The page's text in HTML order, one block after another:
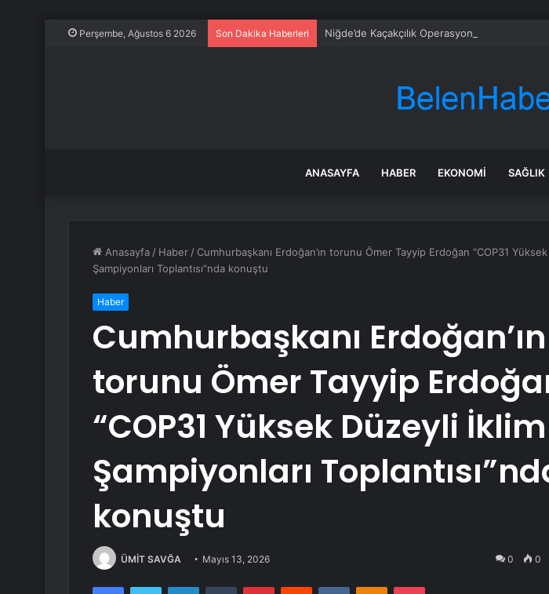
Perşembe, Ağustos 6 2026 Son Dakika Haberleri Niğde’de Kaçakçılık Operasyonu: 9 Gözaltı
ANASAYFA HABER EKONOMI SAĞLIK
Anasayfa / Haber / Cumhurbaşkanı Erdoğan’ın torunu Ömer Tayyip Erdoğan “COP31
Şampiyonları Toplantısı”nda konuştu
Haber
Cumhurbaşkanı Erdoğan’ın
torunu Ömer Tayyip
“COP31 Yüksek Düzeyli İklim
Şampiyonları
konuştu
ÜMİT SAVĞA Mayıs 13, 2026 0 0
FacebookTwitter LinkedInTumblr PinterestReddit VKontakteOdnoklassniki
Pocket